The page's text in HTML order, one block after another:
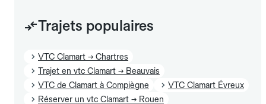
Trajets populaires
VTC Clamart → Chartres
Trajet en vtc Clamart → Beauvais
VTC de Clamart à Compiègne
VTC Clamart Évreux
Réserver un vtc Clamart → Rouen